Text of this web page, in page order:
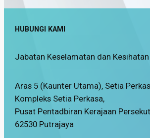
HUBUNGI KAMI
Jabatan Keselamatan dan
Aras 5 (Kaunter Utama), Setia
Kompleks Setia Perkasa,
Pusat Pentadbiran Kerajaan
62530 Putrajaya